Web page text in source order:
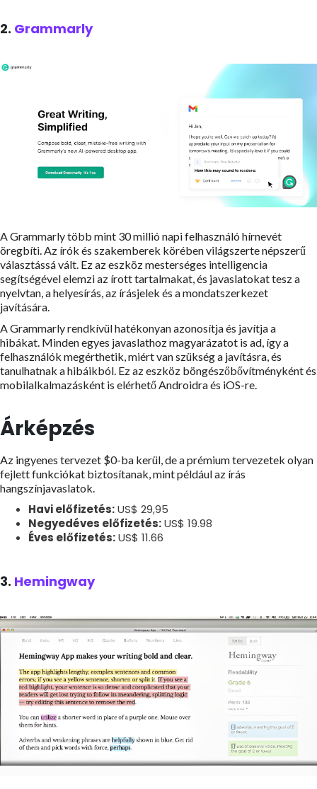
2. Grammarly
A Grammarly több mint 30 millió napi felhasználó hírnevét
öregbíti. Az írók és szakemberek körében világszerte népszerű
választássá vált. Ez az eszköz mesterséges intelligencia
segítségével elemzi az írott tartalmakat, és javaslatokat tesz a
nyelvtan, a helyesírás, az írásjelek és a mondatszerkezet
javítására.
A Grammarly rendkívül hatékonyan azonosítja és javítja a
hibákat. Minden egyes javaslathoz magyarázatot is ad, így a
felhasználók megérthetik, miért van szükség a javításra, és
tanulhatnak a hibáikból. Ez az eszköz böngészőbővítményként és
mobilalkalmazásként is elérhető Androidra és iOS-re.
Árképzés
Az ingyenes tervezet $0-ba kerül, de a prémium tervezetek olyan
fejlett funkciókat biztosítanak, mint például az írás
hangszínjavaslatok.
Havi előfizetés:US$ 29,95
Negyedéves előfizetés:US$ 19.98
Éves előfizetés:US$ 11.66
3. Hemingway